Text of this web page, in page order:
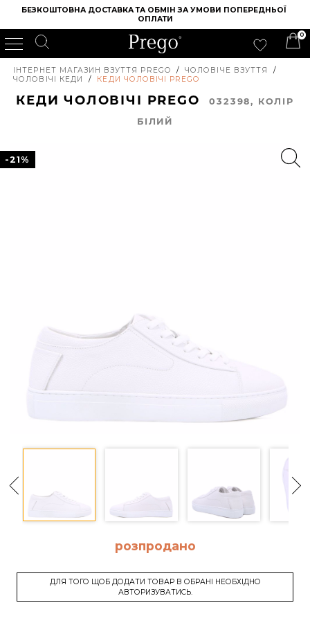
БЕЗКОШТОВНА ДОСТАВКА ТА ОБМІН ЗА УМОВИ ПОПЕРЕДНЬОЇ
ОПЛАТИ
0
ІНТЕРНЕТ МАГАЗИН ВЗУТТЯ PREGO / ЧОЛОВІЧЕ ВЗУТТЯ
/
ЧОЛОВІЧІ КЕДИ
/ КЕДИ ЧОЛОВІЧІ PREGO
КЕДИ ЧОЛОВІЧІ PREGO032398, КОЛIР
БІЛИЙ
-21%
розпродано
ДЛЯ ТОГО ЩОБ ДОДАТИ ТОВАР В ОБРАНІ НЕОБХІДНО
АВТОРИЗУВАТИСЬ.